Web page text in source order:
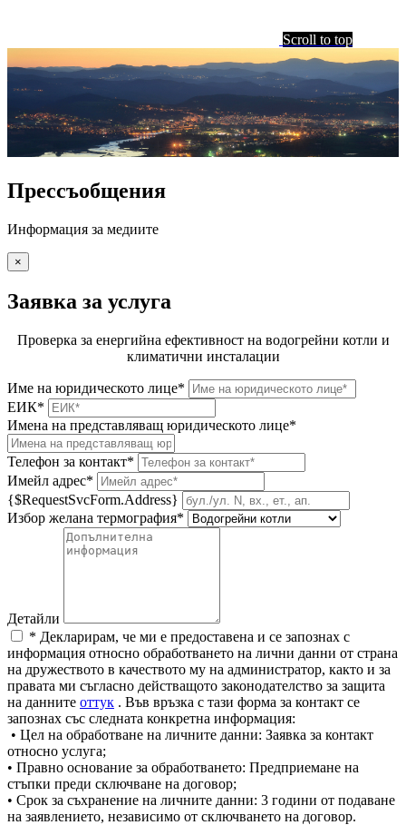
Scroll to top
Прессъобщения
Информация за медиите
×
Заявка за услуга
Проверка за енергийна ефективност на водогрейни котли и
климатични инсталации
Име на юридическото лице*
ЕИК*
Имена на представляващ юридическото лице*
Телефон за контакт*
Имейл адрес*
{$RequestSvcForm.Address}
Избор желана термография*
Детайли
* Декларирам, че ми е предоставена и се запознах с
информация относно обработването на лични данни от страна
на дружеството в качеството му на администратор, както и за
правата ми съгласно действащото законодателство за защита
на данните оттук . Във връзка с тази форма за контакт се
запознах със следната конкретна информация:
• Цел на обработване на личните данни: Заявка за контакт
относно услуга;
• Правно основание за обработването: Предприемане на
стъпки преди сключване на договор;
• Срок за съхранение на личните данни: 3 години от подаване
на заявлението, независимо от сключването на договор.